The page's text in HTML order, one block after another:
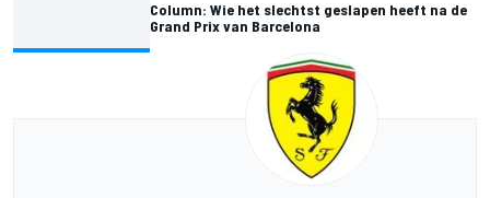
Column: Wie het slechtst geslapen heeft na de
Grand Prix van Barcelona